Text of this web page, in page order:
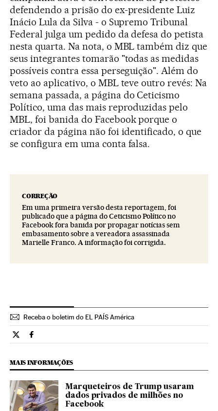
defendendo a prisão do ex-presidente Luiz
Inácio Lula da Silva - o Supremo Tribunal
Federal julga um pedido da defesa do petista
nesta quarta. Na nota, o MBL também diz que
seus integrantes tomarão "todas as medidas
possíveis contra essa perseguição". Além do
veto ao aplicativo, o MBL teve outro revés: Na
semana passada, a página do Ceticismo
Político, uma das mais reproduzidas pelo
MBL, foi banida do Facebook porque o
criador da página não foi identificado, o que
se configura em uma conta falsa.
CORREÇÃO
Em uma primeira versão desta reportagem, foi
publicado que a página do Ceticismo Político no
Facebook fora banida por propagar notícias sem
embasamento sobre a vereadora assassinada
Marielle Franco. A informação foi corrigida.
Receba o boletim do EL PAÍS América
Tecnologia El País Brasil en Twitter
Tecnologia El País Brasil en Facebook
MAIS INFORMAÇÕES
Marqueteiros de Trump usaram
dados privados de milhões no
Facebook